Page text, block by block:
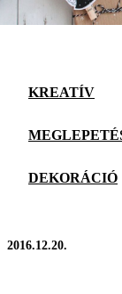
KREATÍV
DEKORÁCIÓ
2016.12.20.